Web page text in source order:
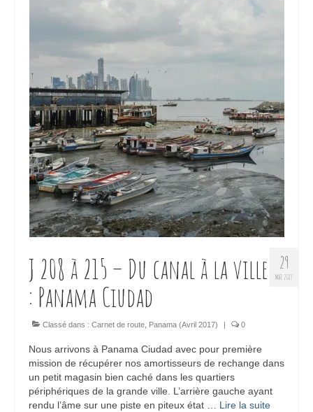
29
MAI 2017
J 208 à 215 – Du canal à la ville
: Panama Ciudad
Classé dans : Carnet de route Panama (Avril 2017) | 0
Nous arrivons à Panama Ciudad avec pour première
mission de récupérer nos amortisseurs de rechange dans
un petit magasin bien caché dans les quartiers
périphériques de la grande ville. L’arrière gauche ayant
rendu l’âme sur une piste en piteux état … Lire la suite­­